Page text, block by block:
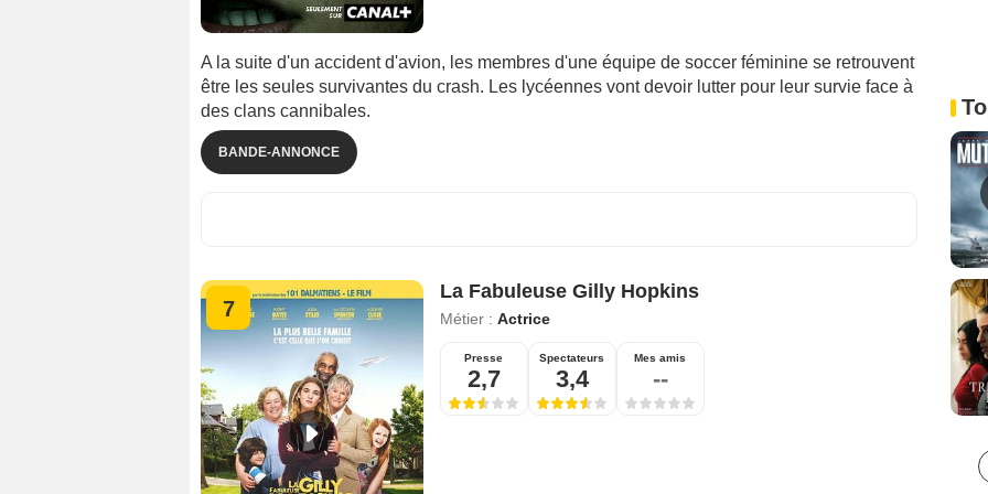
A la suite d'un accident d'avion, les membres d'une équipe de soccer féminine se retrouvent
être les seules survivantes du crash. Les lycéennes vont devoir lutter pour leur survie face à
des clans cannibales.
BANDE-ANNONCE
7
La Fabuleuse Gilly Hopkins
Métier : Actrice
Presse
2,7
Spectateurs
3,4
Mes amis
--